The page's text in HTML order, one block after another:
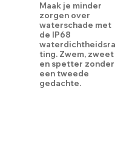
Maak je minder
zorgen over
waterschade met
de IP68
waterdichtheidsra
ting. Zwem, zweet
en spetter zonder
een tweede
gedachte.